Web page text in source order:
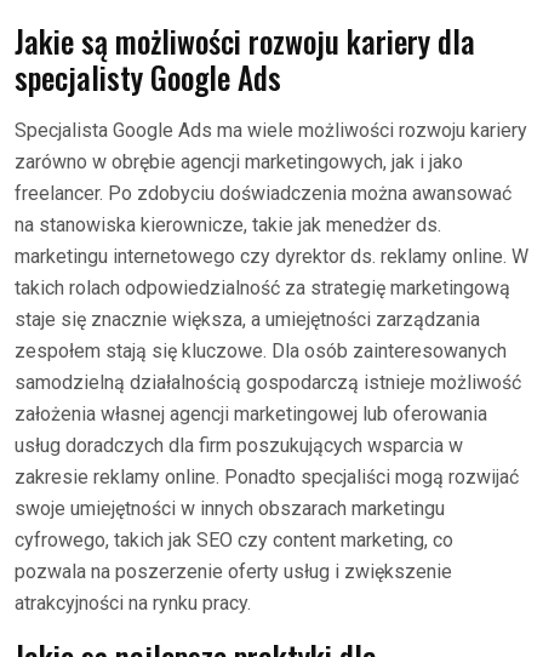
Jakie są możliwości rozwoju kariery dla
specjalisty Google Ads
Specjalista Google Ads ma wiele możliwości rozwoju kariery
zarówno w obrębie agencji marketingowych, jak i jako
freelancer. Po zdobyciu doświadczenia można awansować
na stanowiska kierownicze, takie jak menedżer ds.
marketingu internetowego czy dyrektor ds. reklamy online. W
takich rolach odpowiedzialność za strategię marketingową
staje się znacznie większa, a umiejętności zarządzania
zespołem stają się kluczowe. Dla osób zainteresowanych
samodzielną działalnością gospodarczą istnieje możliwość
założenia własnej agencji marketingowej lub oferowania
usług doradczych dla firm poszukujących wsparcia w
zakresie reklamy online. Ponadto specjaliści mogą rozwijać
swoje umiejętności w innych obszarach marketingu
cyfrowego, takich jak SEO czy content marketing, co
pozwala na poszerzenie oferty usług i zwiększenie
atrakcyjności na rynku pracy.